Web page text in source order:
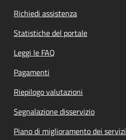
Richiedi assistenza
Statistiche del portale
Leggi le FAQ
Pagamenti
Riepilogo valutazioni
Segnalazione disservizio
Piano di miglioramento dei servizi